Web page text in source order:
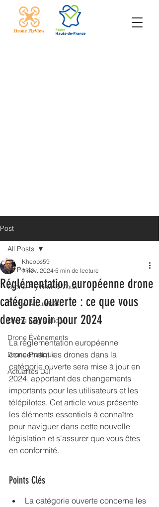
Post
All Posts
Drone-FlyView & Vous
Drone Actualités
Drone Législation
Drone Évènements
Drone Pratique
Actualités DJI
All Posts
Réglémentation européenne drone
catégorie ouverte : ce que vous
devez savoir pour 2024
Kheops59
1 nov. 2024 5 min de lecture
La réglementation européenne
concernant les drones dans la
catégorie ouverte sera mise à jour en
2024, apportant des changements
importants pour les utilisateurs et les
télépilotes. Cet article vous présente
les éléments essentiels à connaître
pour naviguer dans cette nouvelle
législation et s'assurer que vous êtes
en conformité.
Points Clés
La catégorie ouverte concerne les